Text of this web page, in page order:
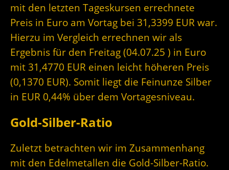
mit den letzten Tageskursen errechnete
Preis in Euro am Vortag bei 31,3399 EUR war.
Hierzu im Vergleich errechnen wir als
Ergebnis für den Freitag (04.07.25 ) in Euro
mit 31,4770 EUR einen leicht höheren Preis
(0,1370 EUR). Somit liegt die Feinunze Silber
in EUR 0,44% über dem Vortagesniveau.
Gold-Silber-Ratio
Zuletzt betrachten wir im Zusammenhang
mit den Edelmetallen die Gold-Silber-Ratio.